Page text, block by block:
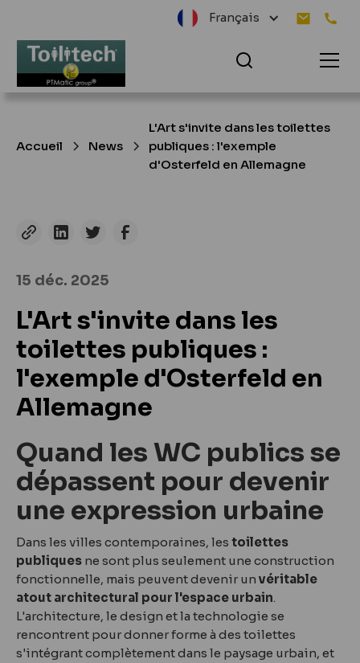
Français
Accueil News
L'Art s'invite dans les toilettes
publiques : l'exemple
d'Osterfeld en Allemagne
15 déc. 2025
L'Art s'invite dans les
toilettes publiques :
l'exemple d'Osterfeld en
Allemagne
Quand les WC publics se
dépassent pour devenir
une expression urbaine
Dans les villes contemporaines, les toilettes
publiques ne sont plus seulement une construction
fonctionnelle, mais peuvent devenir un véritable
atout architectural pour l'espace urbain.
L'architecture, le design et la technologie se
rencontrent pour donner forme à des toilettes
s'intégrant complètement dans le paysage urbain, et